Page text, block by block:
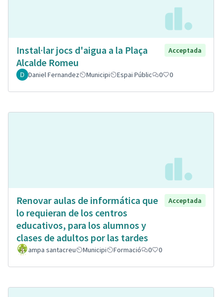
Instal·lar jocs d'aigua a la Plaça
Alcalde Romeu
Acceptada
Daniel Fernandez Municipi Espai Públic 0 0
Renovar aulas de informática que
lo requieran de los centros
educativos, para los alumnos y
clases de adultos por las tardes
Acceptada
ampa santacreu Municipi Formació 0 0